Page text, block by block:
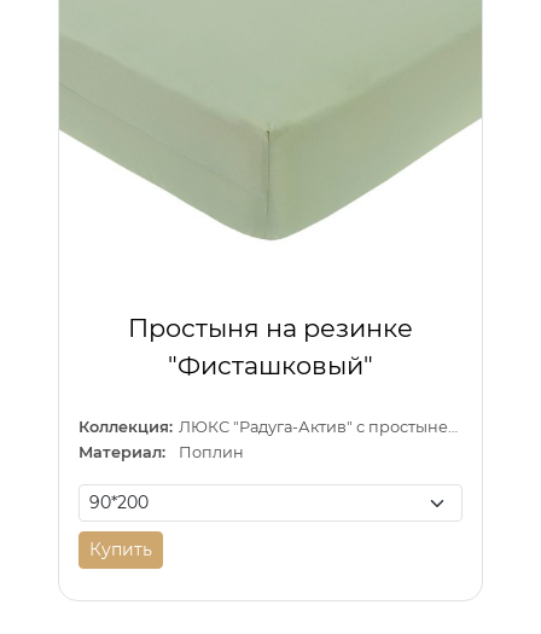
Простыня на резинке
"Фисташковый"
Коллекция:
Материал:
Поплин
Купить